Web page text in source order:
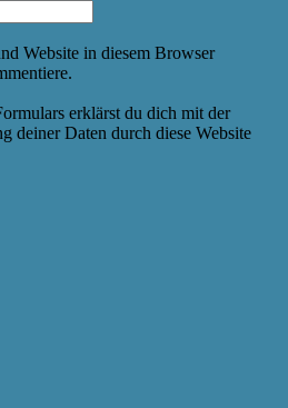
Website in diesem Browser
erklärst du dich mit der
deiner Daten durch diese Website